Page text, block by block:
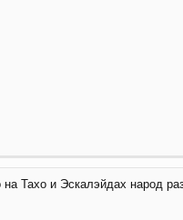
Тахо и Эскалэйдах народ